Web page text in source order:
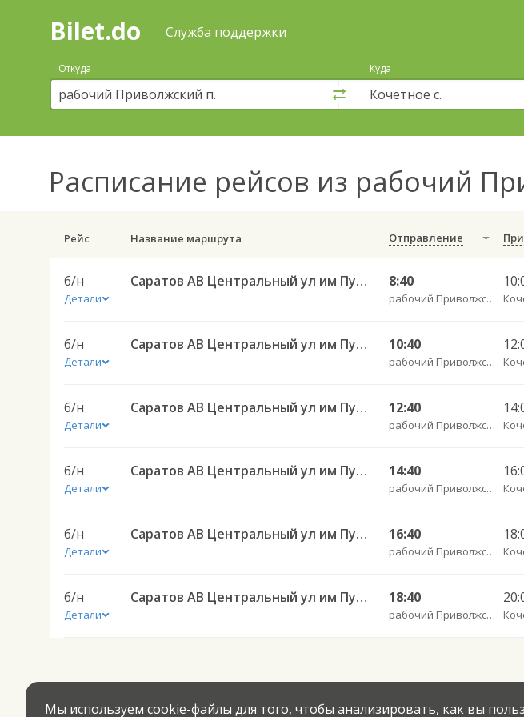
Поиск
покупка
билетов
автобус
онлайн
Bilet.do Служба поддержки
Откуда Куда
Расписание рейсов из рабочий
Рейс Название маршрута Отправление
б/н
Детали
Саратов АВ Центральный ул им Пугачева 179 А — Старая Полтавка 8:40
рабочий Приволжский п.
б/н
Детали
Саратов АВ Центральный ул им Пугачева 179 А — Старая Полтавка 10:40
рабочий Приволжский п.
б/н
Детали
Саратов АВ Центральный ул им Пугачева 179 А — Старая Полтавка 12:40
рабочий Приволжский п.
б/н
Детали
Саратов АВ Центральный ул им Пугачева 179 А — Палласовка 14:40
рабочий Приволжский п.
б/н
Детали
Саратов АВ Центральный ул им Пугачева 179 А — Старая Полтавка 16:40
рабочий Приволжский п.
б/н
Детали
Саратов АВ Центральный ул им Пугачева 179 А — Старая Полтавка 18:40
рабочий Приволжский п.
Мы используем cookie-файлы для того, чтобы анализировать, как вы